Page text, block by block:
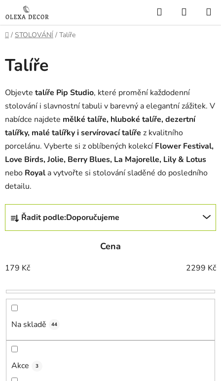
na
obsah
Hledat
KOŠÍK
Domů
/ STOLOVÁNÍ / Talíře
Talíře
Objevte talíře Pip Studio, které promění každodenní
stolování i slavnostní tabuli v barevný a elegantní zážitek. V
nabídce najdete mělké talíře, hluboké talíře, dezertní
talířky, malé talířky i servírovací talíře z kvalitního
porcelánu. Vyberte si z oblíbených kolekcí Flower Festival,
Love Birds, Jolie, Berry Blues, La Majorelle, Lily & Lotus
nebo Royal a vytvořte si stolování sladěné do posledního
detailu.
Ř
z
n
í
p
r
u
Řadit podle:Doporučujeme
Cena
179 Kč 2299 Kč
Na skladě 44
Akce 3